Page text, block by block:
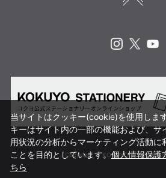
Copyright © KOKUYO CORP. All
当サイトはクッキー(cookie)を使用しま
キーはサイト内の一部の機能および、サ
用状況の分析からマーケティング活動に
ことを目的としています。個人情報保護
ちら